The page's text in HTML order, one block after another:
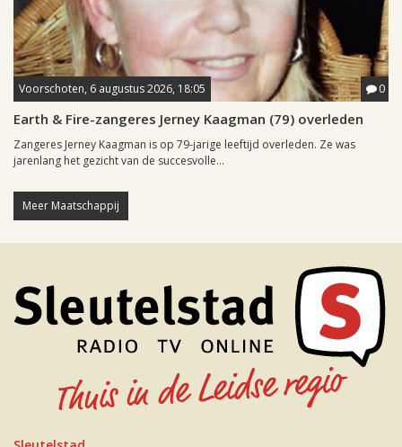
Voorschoten, 6 augustus 2026, 18:05 0
Earth & Fire-zangeres Jerney Kaagman (79) overleden
Zangeres Jerney Kaagman is op 79-jarige leeftijd overleden. Ze was
jarenlang het gezicht van de succesvolle...
Meer Maatschappij